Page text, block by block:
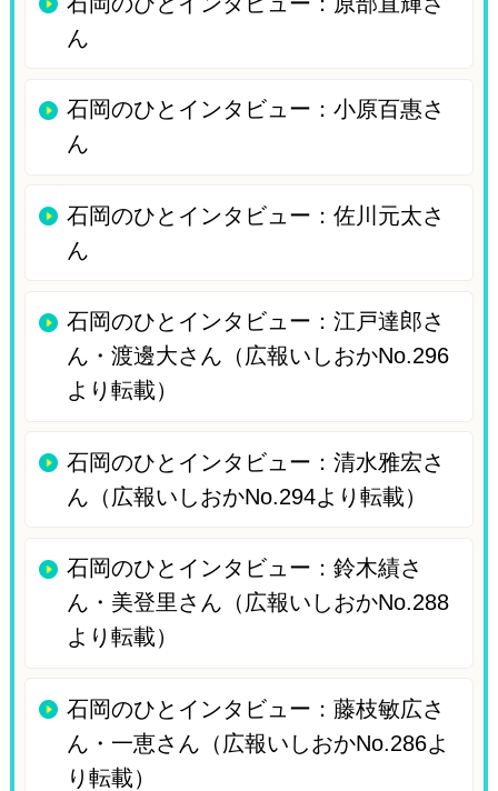
ん
石岡のひとインタビュー：小原百惠さ
ん
石岡のひとインタビュー：佐川元太さ
ん
石岡のひとインタビュー：江戸達郎さ
ん・渡邊大さん（広報いしおかNo.296
より転載）
石岡のひとインタビュー：清水雅宏さ
ん（広報いしおかNo.294より転載）
石岡のひとインタビュー：鈴木績さ
ん・美登里さん（広報いしおかNo.288
より転載）
石岡のひとインタビュー：藤枝敏広さ
ん・一恵さん（広報いしおかNo.286よ
り転載）